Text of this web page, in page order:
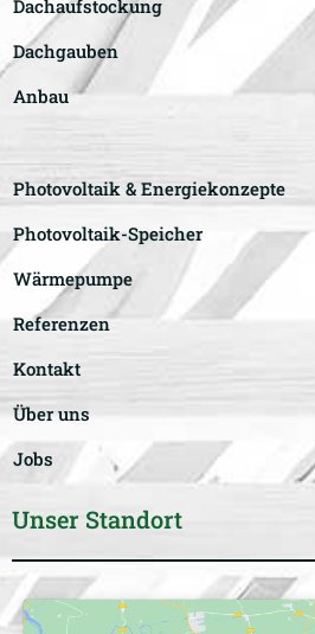
Dachaufstockung
Dachgauben
Anbau
Photovoltaik & Energiekonzepte
Photovoltaik-Speicher
Wärmepumpe
Referenzen
Kontakt
Über uns
Jobs
Unser Standort